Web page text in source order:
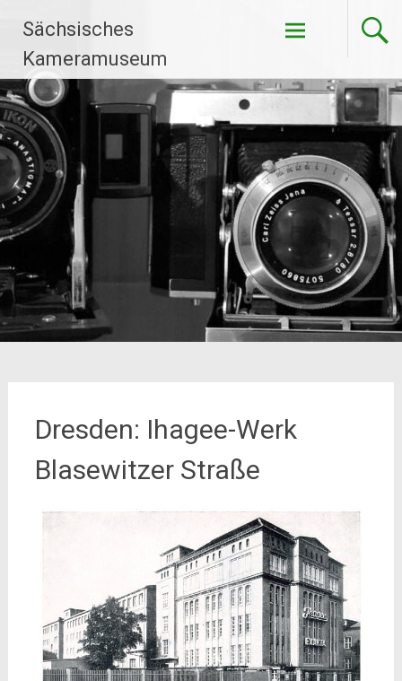
Inhalt
springen
Sächsisches
Kameramuseum
Dresden: Ihagee-Werk
Blasewitzer Straße